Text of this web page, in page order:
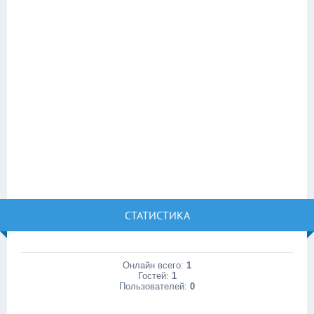
СТАТИСТИКА
Онлайн всего: 1
Гостей: 1
Пользователей: 0